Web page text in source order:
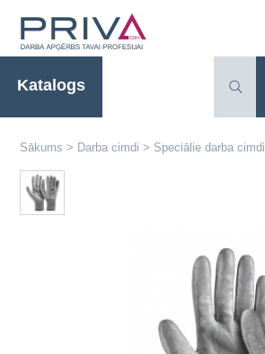
Katalogs
Sākums > Darba cimdi > Speciālie darba cimdi